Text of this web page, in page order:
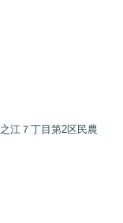
江７丁目第2区民農